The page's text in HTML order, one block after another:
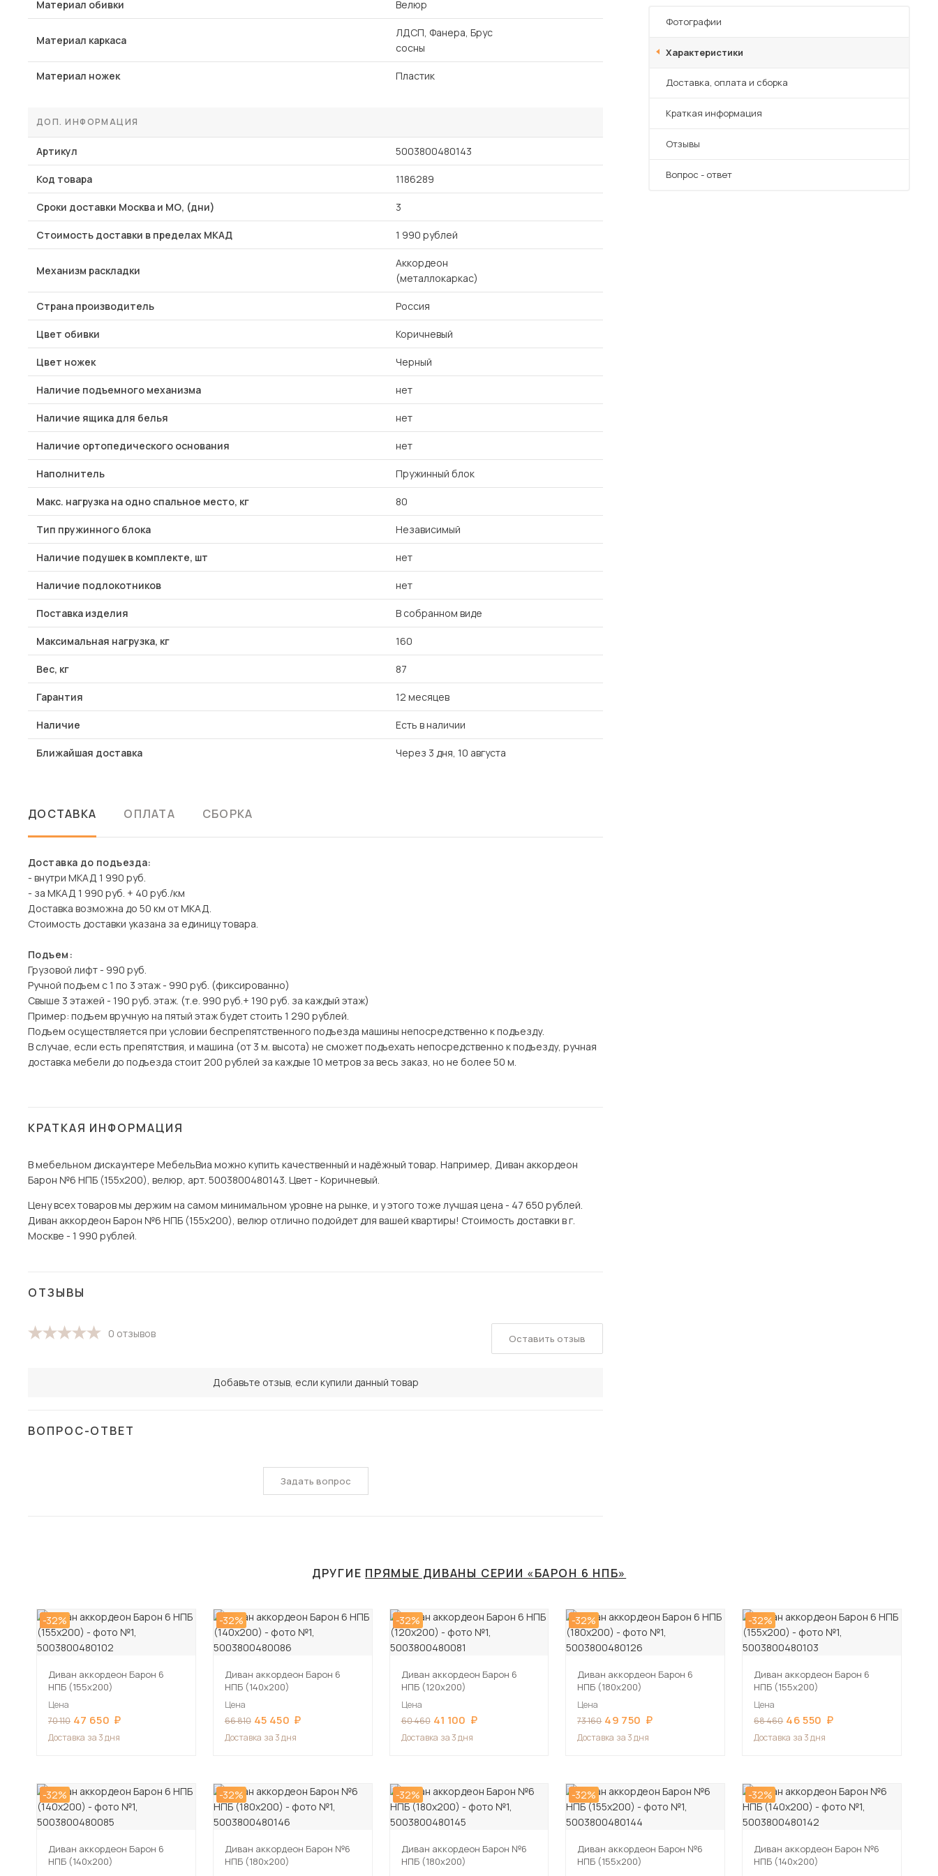
Фотографии
Характеристики
Преимущества
Доставка, оплата и сборка
Краткая информация
Отзывы
Вопрос - ответ
Материал обивки Велюр
Материал каркаса
ЛДСП, Фанера, Брус
сосны
Материал ножек Пластик
ДОП. ИНФОРМАЦИЯ
Артикул 5003800480143
Код товара 1186289
Сроки доставки Москва и МО, (дни) 3
Стоимость доставки в пределах МКАД 1 990 рублей
Механизм раскладки
Аккордеон
(металлокаркас)
Страна производитель Россия
Цвет обивки Коричневый
Цвет ножек Черный
Наличие подъемного механизма нет
Наличие ящика для белья нет
Наличие ортопедического основания нет
Наполнитель Пружинный блок
Макс. нагрузка на одно спальное место, кг 80
Тип пружинного блока Независимый
Наличие подушек в комплекте, шт нет
Наличие подлокотников нет
Поставка изделия В собранном виде
Максимальная нагрузка, кг 160
Вес, кг 87
Гарантия 12 месяцев
Наличие Есть в наличии
Ближайшая доставка Через 3 дня, 10 августа
ДОСТАВКА ОПЛАТА СБОРКА
Доставка до подъезда:
- внутри МКАД 1 990 руб.
- за МКАД 1 990 руб. + 40 руб./км
Доставка возможна до 50 км от МКАД.
Стоимость доставки указана за единицу товара.
Подъем:
Грузовой лифт - 990 руб.
Ручной подъем с 1 по 3 этаж - 990 руб. (фиксированно)
Свыше 3 этажей - 190 руб. этаж. (т.е. 990 руб.+ 190 руб. за каждый этаж)
Пример: подъем вручную на пятый этаж будет стоить 1 290 рублей.
Подъем осуществляется при условии беспрепятственного подъезда машины непосредственно к подъезду.
В случае, если есть препятствия, и машина (от 3 м. высота) не сможет подъехать непосредственно к подъезду, ручная
доставка мебели до подъезда стоит 200 рублей за каждые 10 метров за весь заказ, но не более 50 м.
КРАТКАЯ ИНФОРМАЦИЯ
В мебельном дискаунтере МебельВиа можно купить качественный и надёжный товар. Например, Диван аккордеон
Барон №6 НПБ (155х200), велюр, арт. 5003800480143. Цвет - Коричневый.
Цену всех товаров мы держим на самом минимальном уровне на рынке, и у этого тоже лучшая цена - 47 650 рублей.
Диван аккордеон Барон №6 НПБ (155х200), велюр отлично подойдет для вашей квартиры! Стоимость доставки в г.
Москве - 1 990 рублей.
ОТЗЫВЫ
0 отзывов
Добавьте отзыв, если купили данный товар
Оставить отзыв
ВОПРОС-ОТВЕТ
Задать вопрос
ДРУГИЕ ПРЯМЫЕ ДИВАНЫ СЕРИИ «БАРОН 6 НПБ»
-32%
Диван аккордеон Барон 6
НПБ (155х200)
Цена
70 110 47 650
Доставка за 3 дня
-32%
Диван аккордеон Барон 6
НПБ (140х200)
Цена
66 810 45 450
Доставка за 3 дня
-32%
Диван аккордеон Барон 6
НПБ (120х200)
Цена
60 460 41 100
Доставка за 3 дня
-32%
Диван аккордеон Барон 6
НПБ (180х200)
Цена
73 160 49 750
Доставка за 3 дня
-32%
Диван аккордеон Барон 6
НПБ (155х200)
Цена
68 460 46 550
Доставка за 3 дня
-32%
Диван аккордеон Барон 6
НПБ (140х200)
-32%
Диван аккордеон Барон №6
НПБ (180х200)
-32%
Диван аккордеон Барон №6
НПБ (180х200)
-32%
Диван аккордеон Барон №6
НПБ (155х200)
-32%
Диван аккордеон Барон №6
НПБ (140х200)